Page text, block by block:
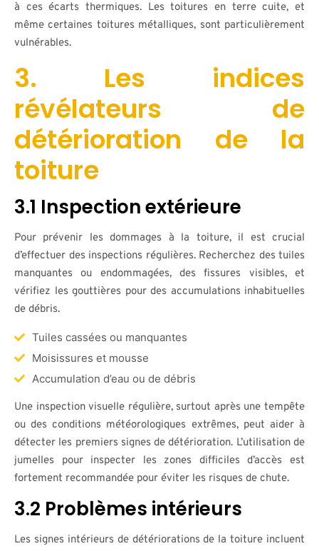
à ces écarts thermiques. Les toitures en terre cuite, et
même certaines toitures métalliques, sont particulièrement
vulnérables.
3. Les indices
révélateurs de
détérioration de la
toiture
3.1 Inspection extérieure
Pour prévenir les dommages à la toiture, il est crucial
d’effectuer des inspections régulières. Recherchez des tuiles
manquantes ou endommagées, des fissures visibles, et
vérifiez les gouttières pour des accumulations inhabituelles
de débris.
Tuiles cassées ou manquantes
Moisissures et mousse
Accumulation d’eau ou de débris
Une inspection visuelle régulière, surtout après une tempête
ou des conditions météorologiques extrêmes, peut aider à
détecter les premiers signes de détérioration. L’utilisation de
jumelles pour inspecter les zones difficiles d’accès est
fortement recommandée pour éviter les risques de chute.
3.2 Problèmes intérieurs
Les signes intérieurs de détériorations de la toiture incluent